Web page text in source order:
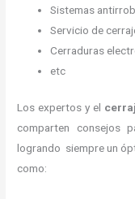
Sistemas
Servicio de
Cerraduras
etc
Los expertos y el
comparten consejos
logrando siempre un
como: